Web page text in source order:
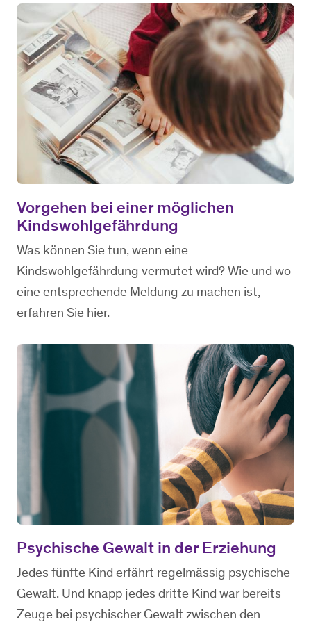
Vorgehen bei einer möglichen
Kindswohlgefährdung
Was können Sie tun, wenn eine
Kindswohlgefährdung vermutet wird? Wie und wo
eine entsprechende Meldung zu machen ist,
erfahren Sie hier.
Psychische Gewalt in der Erziehung
Jedes fünfte Kind erfährt regelmässig psychische
Gewalt. Und knapp jedes dritte Kind war bereits
Zeuge bei psychischer Gewalt zwischen den